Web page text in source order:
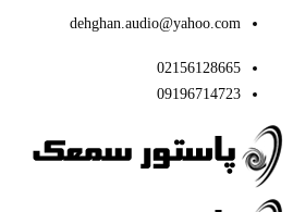
dehghan.audio@yahoo.com
02156128665
09196714723